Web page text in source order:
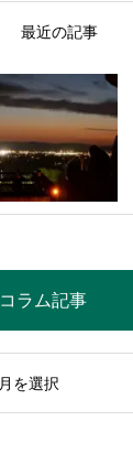
最近の記事
コラム記事
月を選択